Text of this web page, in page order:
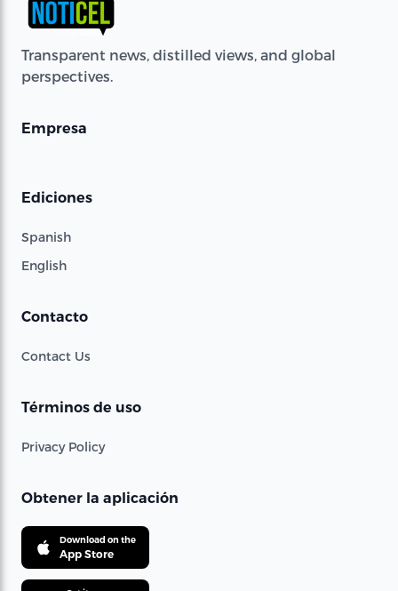
Transparent news, distilled views, and global
perspectives.
Empresa
Ediciones
Spanish
English
Contacto
Contact Us
Términos de uso
Privacy Policy
Obtener la aplicación
Download on the
App Store